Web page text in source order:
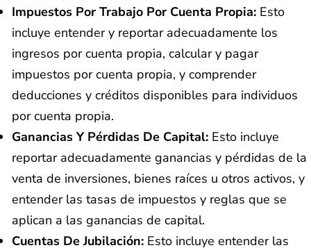
Impuestos Por Trabajo Por Cuenta Propia: Esto
incluye entender y reportar adecuadamente los
ingresos por cuenta propia, calcular y pagar
impuestos por cuenta propia, y comprender
deducciones y créditos disponibles para individuos
por cuenta propia.
Ganancias Y Pérdidas De Capital: Esto incluye
reportar adecuadamente ganancias y pérdidas de la
venta de inversiones, bienes raíces u otros activos, y
entender las tasas de impuestos y reglas que se
aplican a las ganancias de capital.
Cuentas De Jubilación: Esto incluye entender las